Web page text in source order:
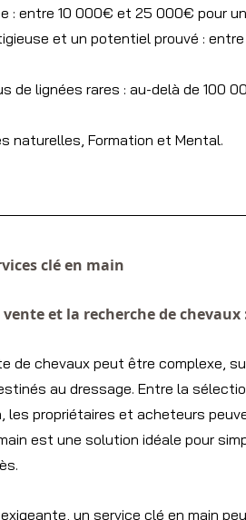
: entre 10 000€ et 25 000€ pour
et un potentiel prouvé :
de lignées rares : au-delà de 100
naturelles, Formation et Mental.
clé en main
et la recherche de
de chevaux peut être complexe,
au dressage. Entre la
les propriétaires et acheteurs
est une solution idéale pour
un service clé en main